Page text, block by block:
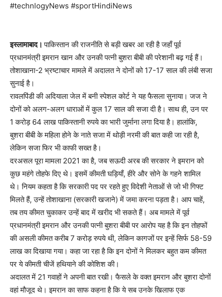
#technlogyNews #sportHindiNews
इस्लामाबाद।पाकिस्तान की राजनीति से बड़ी खबर आ रही है जहाँ पूर्व
प्रधानमंत्री इमरान खान और उनकी पत्नी बुशरा बीबी की परेशानी बढ़ गई हैं।
तोशाखाना-2 भ्रष्टाचार मामले में अदालत ने दोनों को 17-17 साल की लंबी सजा
सुनाई है।
रावलपिंडी की अदियाला जेल में बनी स्पेशल कोर्ट ने यह फैसला सुनाया। जज ने
दोनों को अलग-अलग धाराओं में कुल 17 साल की सजा दी है। साथ ही, उन पर
1 करोड़ 64 लाख पाकिस्तानी रुपये का भारी जुर्माना लगा दिया है। हालांकि,
बुशरा बीबी के महिला होने के नाते सजा में थोड़ी नरमी की बात कही जा रही है,
लेकिन सजा फिर भी काफी सख्त है।
दरअसल पूरा मामला 2021 का है, जब सऊदी अरब की सरकार ने इमरान को
कुछ महंगे तोहफे दिए थे। इसमें कीमती घड़ियाँ, हीरे और सोने के गहने शामिल
थे। नियम कहता है कि सरकारी पद पर रहते हुए विदेशी नेताओं से जो भी गिफ्ट
मिलते हैं, उन्हें तोशाखाना (सरकारी खजाने) में जमा करना पड़ता है। आप चाहें,
तब तय कीमत चुकाकर उन्हें बाद में खरीद भी सकते हैं। अब मामले में पूर्व
प्रधानमंत्री इमरान और उनकी पत्नी बुशरा बीबी पर आरोप यह है कि इन तोहफों
की असली कीमत करीब 7 करोड़ रुपये थी, लेकिन कागजों पर इन्हें सिर्फ 58-59
लाख का दिखाया गया। कहा जा रहा है कि इन दोनों ने मिलकर बहुत कम कीमत
पर ये कीमती चीजें हथियाने की कोशिश की।
अदालत में 21 गवाहों ने अपनी बात रखी। फैसले के वक्त इमरान और बुशरा दोनों
वहां मौजूद थे। इमरान का साफ कहना है कि ये सब उनके खिलाफ एक